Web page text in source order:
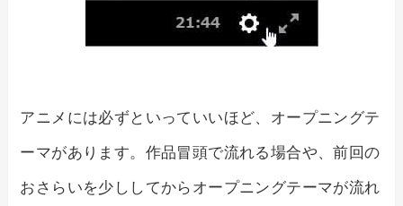
アニメには必ずといっていいほど、オープニングテ
ーマがあります。作品冒頭で流れる場合や、前回の
おさらいを少ししてからオープニングテーマが流れ